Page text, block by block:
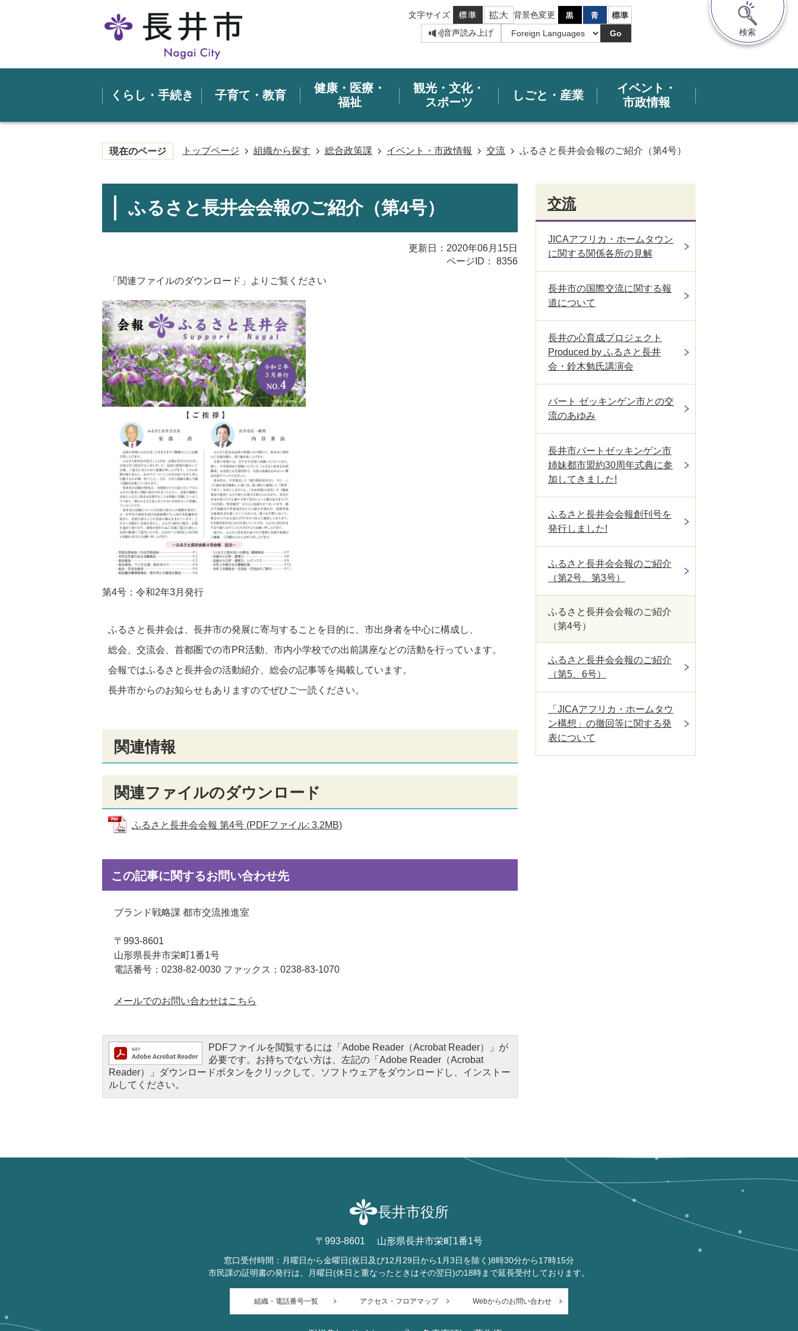
文字サイズ
背景色変更
音声読み上げ
Go 検索
くらし・手続き 子育て・教育
健康・医療・
福祉
観光・文化・
スポーツ
しごと・産業
イベント・
市政情報
現在のページ トップページ 組織から探す 総合政策課 イベント・市政情報 交流 ふるさと長井会会報のご紹介（第4号）
ふるさと長井会会報のご紹介（第4号）
更新日：2020年06月15日
ページID：
8356
「関連ファイルのダウンロード」よりご覧ください
第4号：令和2年3月発行
ふるさと長井会は、長井市の発展に寄与することを目的に、市出身者を中心に構成し、
総会、交流会、首都圏での市PR活動、市内小学校での出前講座などの活動を行っています。
会報ではふるさと長井会の活動紹介、総会の記事等を掲載しています。
長井市からのお知らせもありますのでぜひご一読ください。
関連情報
関連ファイルのダウンロード
ふるさと長井会会報 第4号 (PDFファイル: 3.2MB)
この記事に関するお問い合わせ先
ブランド戦略課 都市交流推進室
〒993-8601
山形県長井市栄町1番1号
電話番号：0238-82-0030 ファックス：0238-83-1070
メールでのお問い合わせはこちら
PDFファイルを閲覧するには「Adobe Reader（Acrobat Reader）」が
必要です。お持ちでない方は、左記の「Adobe Reader（Acrobat
Reader）」ダウンロードボタンをクリックして、ソフトウェアをダウンロードし、インストー
ルしてください。
交流
JICAアフリカ・ホームタウン
に関する関係各所の見解
長井市の国際交流に関する報
道について
長井の心育成プロジェクト
Produced by ふるさと長井
会・鈴木勉氏講演会
バート ゼッキンゲン市との交
流のあゆみ
長井市バートゼッキンゲン市
姉妹都市盟約30周年式典に参
加してきました!
ふるさと長井会会報創刊号を
発行しました!
ふるさと長井会会報のご紹介
（第2号、第3号）
ふるさと長井会会報のご紹介
（第4号）
ふるさと長井会会報のご紹介
（第5、6号）
「JICAアフリカ・ホームタウ
ン構想」の撤回等に関する発
表について
長井市役所
〒993-8601 山形県長井市栄町1番1号
窓口受付時間：月曜日から金曜日(祝日及び12月29日から1月3日を除く)8時30分から17時15分
市民課の証明書の発行は、月曜日(休日と重なったときはその翌日)の18時まで延長受付しております。
組織・電話番号一覧 アクセス・フロアマップ Webからのお問い合わせ